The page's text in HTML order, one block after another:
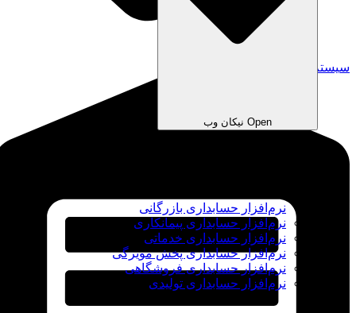
Open نیکان وب
نرم‌افزار حسابداری بازرگانی
نرم‌افزار حسابداری پیمانکاری
نرم‌افزار حسابداری خدماتی
نرم‌افزار حسابداری پخش مویرگی
نرم‌افزار حسابداری فروشگاهی
نرم‌افزار حسابداری تولیدی
سیستم فروش نیکان